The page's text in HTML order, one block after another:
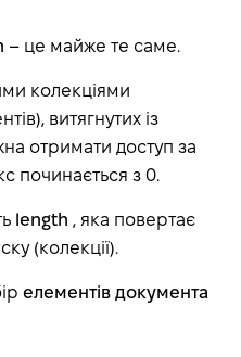
– це майже те саме.
колекціями
витягнутих із
отримати доступ за
починається з 0.
length , яка повертає
(колекції).
елементів документа